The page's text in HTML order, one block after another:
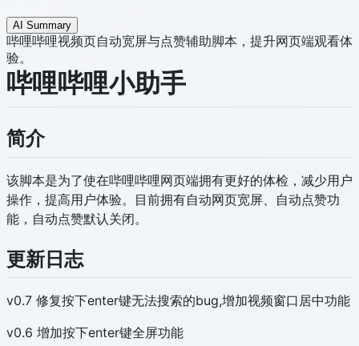
AI Summary
哔哩哔哩视频页自动宽屏与点赞辅助脚本，提升网页端观看体
验。
哔哩哔哩小助手
简介
该脚本是为了使在哔哩哔哩网页端拥有更好的体检，减少用户
操作，提高用户体验。目前拥有自动网页宽屏、自动点赞功
能，自动点赞默认关闭。
更新日志
v0.7 修复按下enter键无法搜索的bug,增加视频窗口居中功能
v0.6 增加按下enter键全屏功能